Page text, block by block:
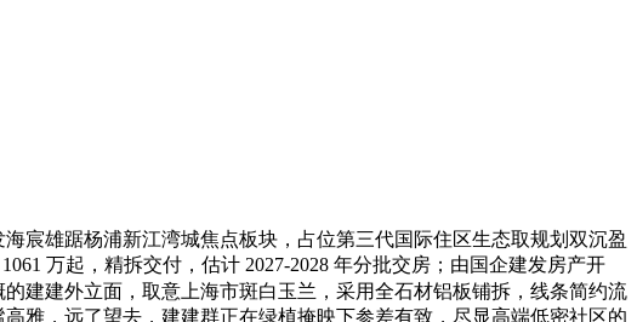
海宸雄踞杨浦新江湾城焦点板块，占位第三代国际住区生态取规划双沉盈
万起，精拆交付，估计 2027-2028 年分批交房；由国企建发房产开
建建外立面，取意上海市斑白玉兰，采用全石材铝板铺拆，线条简约流
雅，远了望去，建建群正在绿植掩映下参差有致，尽显高端低密社区的